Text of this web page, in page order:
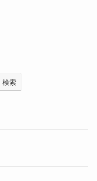
検索